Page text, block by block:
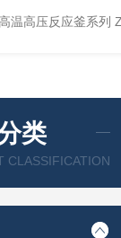
温高压反应釜系列
类
CLASSIFICATION